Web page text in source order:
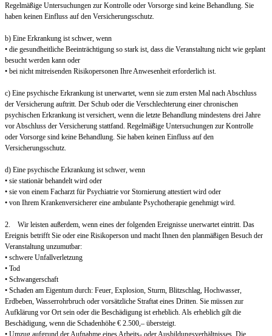
Regelmäßige Untersuchungen zur Kontrolle oder Vorsorge sind keine Behandlung. Sie
haben keinen Einfluss auf den Versicherungsschutz.
b) Eine Erkrankung ist schwer, wenn
• die gesundheitliche Beeinträchtigung so stark ist, dass die Veranstaltung nicht wie geplant
besucht werden kann oder
• bei nicht mitreisenden Risikopersonen Ihre Anwesenheit erforderlich ist.
c) Eine psychische Erkrankung ist unerwartet, wenn sie zum ersten Mal nach Abschluss
der Versicherung auftritt. Der Schub oder die Verschlechterung einer chronischen
psychischen Erkrankung ist versichert, wenn die letzte Behandlung mindestens drei Jahre
vor Abschluss der Versicherung stattfand. Regelmäßige Untersuchungen zur Kontrolle
oder Vorsorge sind keine Behandlung. Sie haben keinen Einfluss auf den
Versicherungsschutz.
d) Eine psychische Erkrankung ist schwer, wenn
• sie stationär behandelt wird oder
• sie von einem Facharzt für Psychiatrie vor Stornierung attestiert wird oder
• von Ihrem Krankenversicherer eine ambulante Psychotherapie genehmigt wird.
2. Wir leisten außerdem, wenn eines der folgenden Ereignisse unerwartet eintritt. Das
Ereignis betrifft Sie oder eine Risikoperson und macht Ihnen den planmäßigen Besuch der
Veranstaltung unzumutbar:
• schwere Unfallverletzung
• Tod
• Schwangerschaft
• Schaden am Eigentum durch: Feuer, Explosion, Sturm, Blitzschlag, Hochwasser,
Erdbeben, Wasserrohrbruch oder vorsätzliche Straftat eines Dritten. Sie müssen zur
Aufklärung vor Ort sein oder die Beschädigung ist erheblich. Als erheblich gilt die
Beschädigung, wenn die Schadenhöhe € 2.500,– übersteigt.
• Umzug aufgrund der Aufnahme eines Arbeits- oder Ausbildungsverhältnisses. Die